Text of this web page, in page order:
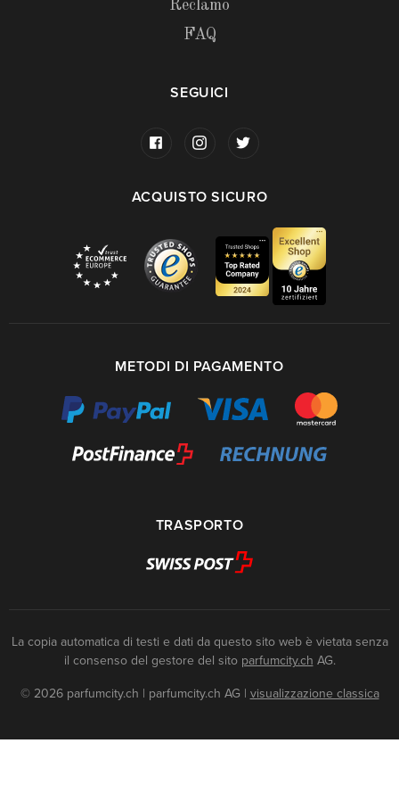
Reclamo
FAQ
SEGUICI
ACQUISTO SICURO
METODI DI PAGAMENTO
TRASPORTO
La copia automatica di testi e dati da questo sito web è vietata senza
il consenso del gestore del sito parfumcity.ch AG.
© 2026 parfumcity.ch | parfumcity.ch AG | visualizzazione classica